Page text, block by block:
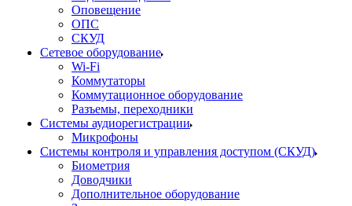
Оповещение
ОПС
СКУД
Сетевое оборудование
Wi-Fi
Коммутаторы
Коммутационное оборудование
Разъемы, переходники
Системы аудиорегистрации
Микрофоны
Системы контроля и управления доступом (СКУД)
Биометрия
Доводчики
Дополнительное оборудование